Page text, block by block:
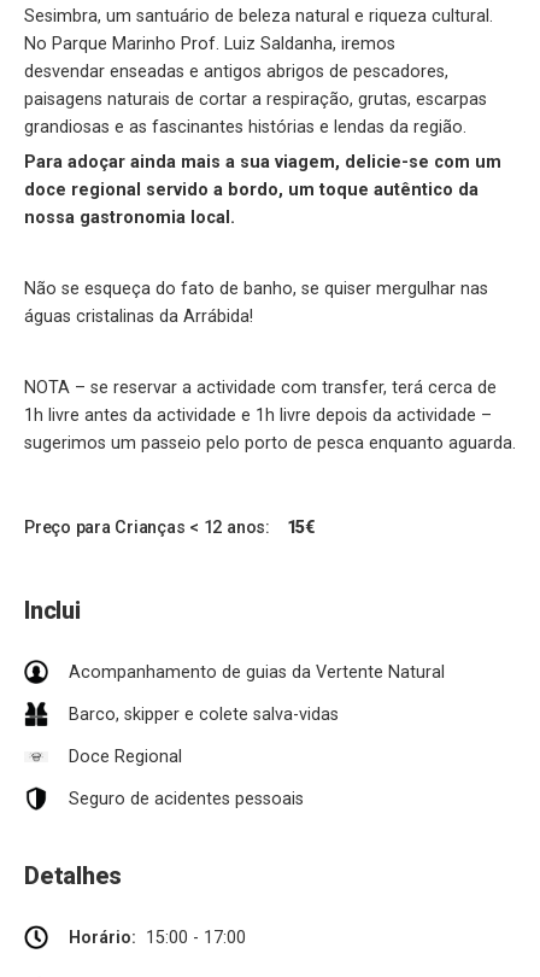
Sesimbra, um santuário de beleza natural e riqueza cultural.
No Parque Marinho Prof. Luiz Saldanha, iremos
desvendar enseadas e antigos abrigos de pescadores,
paisagens naturais de cortar a respiração, grutas, escarpas
grandiosas e as fascinantes histórias e lendas da região.
Para adoçar ainda mais a sua viagem, delicie-se com um
doce regional servido a bordo, um toque autêntico da
nossa gastronomia local.
Não se esqueça do fato de banho, se quiser mergulhar nas
águas cristalinas da Arrábida!
NOTA – se reservar a actividade com transfer, terá cerca de
1h livre antes da actividade e 1h livre depois da actividade –
sugerimos um passeio pelo porto de pesca enquanto aguarda.
Preço para Crianças < 12 anos: 15€
Inclui
Acompanhamento de guias da Vertente Natural
Barco, skipper e colete salva-vidas
Doce Regional
Seguro de acidentes pessoais
Detalhes
Horário: 15:00 - 17:00